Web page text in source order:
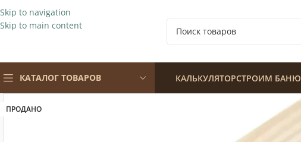
Skip to navigation
Skip to main content
КАТАЛОГ ТОВАРОВ КАЛЬКУЛЯТОРСТРОИМ БАНЮ
ПРОДАНО